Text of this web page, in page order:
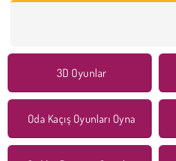
3D Oyunlar
Oda Kaçış Oyunları Oyna